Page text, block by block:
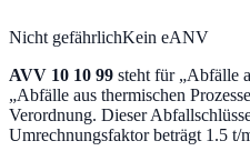
Nicht gefährlichKein eANV
AVV 10 10 99 steht für „Abfälle
„Abfälle aus thermischen
Verordnung. Dieser
Umrechnungsfaktor beträgt 1.5 t/